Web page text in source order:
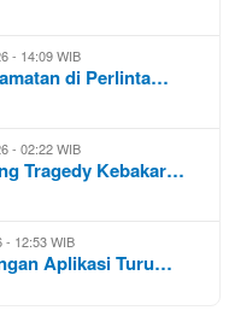
- 14:09 WIB
di Perlinta…
- 02:22 WIB
Tragedy Kebakar…
- 12:53 WIB
Aplikasi Turu…